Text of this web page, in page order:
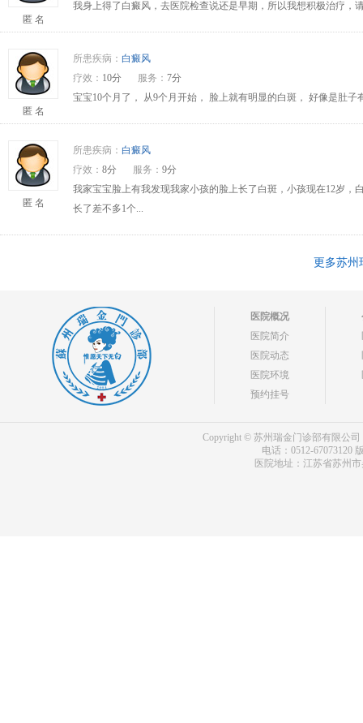
匿 名
我身上得了白癜风，去医院检查说还是早期，所以我想积极治疗，
匿 名
所患疾病： 白癜风
疗效： 10分 服务： 7分
宝宝10个月了， 从9个月开始， 脸上就有明显的白斑， 好像是肚
匿 名
所患疾病： 白癜风
疗效： 8分 服务： 9分
我家宝宝脸上有我发现我家小孩的脸上长了白斑，小孩现在12岁
长了差不多1个...
更多苏州
医院概况
医院简介
医院动态
医院环境
预约挂号
Copyright © 苏州瑞金门诊部有限公司
电话：0512-67073120
医院地址：江苏省苏州